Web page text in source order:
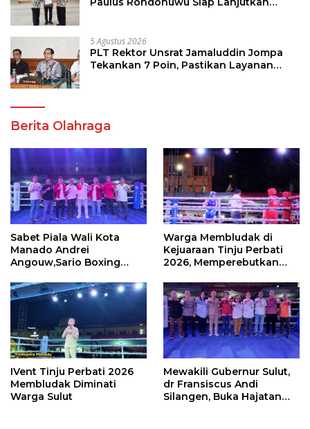
5 Agustus 2026
PLT Rektor Unsrat Jamaluddin Jompa
Tekankan 7 Poin, Pastikan Layanan
Berita Olahraga
Sabet Piala Wali Kota
Manado Andrei
Angouw,Sario Boxing
Perbati 2026
Warga Membludak di
Kejuaraan Tinju Perbati
2026, Memperebutkan
IVent Tinju Perbati 2026
Membludak Diminati
Warga Sulut
Mewakili Gubernur Sulut,
dr Fransiscus Andi
Silangen, Buka Hajatan